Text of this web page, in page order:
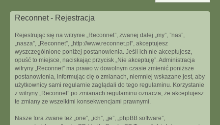
Reconnet - Rejestracja
Rejestrując się na witrynie „Reconnet”, zwanej dalej „my”, ”nas”,
„nasza”, „Reconnet”, „http://www.reconnet.pl”, akceptujesz
wyszczególnione poniżej postanowienia. Jeśli ich nie akceptujesz,
opuść to miejsce, naciskając przycisk „Nie akceptuję”. Administracja
witryny „Reconnet” ma prawo w dowolnym czasie zmienić poniższe
postanowienia, informując cię o zmianach, niemniej wskazane jest, aby
użytkownicy sami regularnie zaglądali do tego regulaminu. Korzystanie
z witryny „Reconnet” po zmianach regulaminu oznacza, że akceptujesz
te zmiany ze wszelkimi konsekwencjami prawnymi.
Nasze fora zwane też „one”, „ich”, „je”, „phpBB software”,